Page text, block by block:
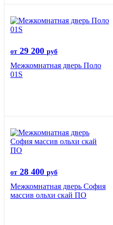
от 29 200 руб
Межкомнатная дверь Поло
01S
от 28 400 руб
Межкомнатная дверь София
массив ольхи скай ПО